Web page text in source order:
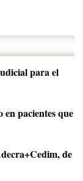
para el
en pacientes que
de